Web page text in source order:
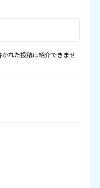
れた投稿は紹介できませ